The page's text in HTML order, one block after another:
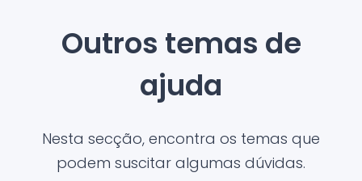
Outros temas de
ajuda
Nesta secção, encontra os temas que
podem suscitar algumas dúvidas.